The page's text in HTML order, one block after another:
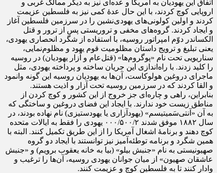
اتفاق این یهودیان به آمریکا و عده‌ای نیز به دیگر ممالک غربی و
اروپایی کوچ کردند، با این حال عدۀ کمی نیز به فلسطین عزیمت
کردند و اولین کولونی‌های یهودی‌نشین را در سرزمین فلسطین آغاز
و ایجاد کردند. گروه‌های مخفی و تروریستی پس از ترور و قتل
الکساندر دوّم امپراتور روسیه، با استفاده از شگرد انحصاری یهودی،
یعنی تبلیغ و ترویج داستان مظلومیت قوم یهود و مظلوم‌نمایی،
سناریویی تحت نام «پوگروم‌ها» (قتل‌عام و آزار یهودیان) در روسیه
را کلید زدند. با راه‌اندازی این جریان ساخته و پرداخته یهودی، مثل
ماجرای دروغین هولوکاست، آن‌ها به یهودیان روسیه این گونه وانمود
و القا کردند که در سرزمین روسیه تحت آزار و اذیت هستند.
بنابراین، راهی و چاره‌ای جز خروج از این کشور و کوچ کردن از
مناطق زیست خود ندارند. با ایجاد این فضای دروغین و ساختگی که
به آن «آنتی‌سَمیتیسم» (یهود‌آزاری یا یهودستیزی) نام نهاده بودند، در
سال ۱۸۸۲ موفق شدند ۰۰۰/۵۰۰/۲ یهودی را فقط به ایالات متحده
کوچ دهند و برنامۀ اشغال آمریکا را از این طریق تکمیل کنند. البته با
همین شگرد و برنامه توطئه‌آمیز نیز توانستند با ایجاد دو گروه
صهیونیستی به نام «جنبش بیلو» (بیا به خانه یعقوب برویم) و «جنبش
عاشقان صهیون» از میان جوانان یهودی روسیه، آن‌ها را ترغیب و
وادار کنند تا به فلسطین کوچ و عزیمت کنند.